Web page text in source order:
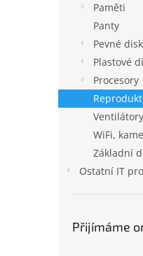
Paměti
Panty
Pevné
Plastové
Procesory
WiFi,
Základní
Ostatní IT
Přijímáme